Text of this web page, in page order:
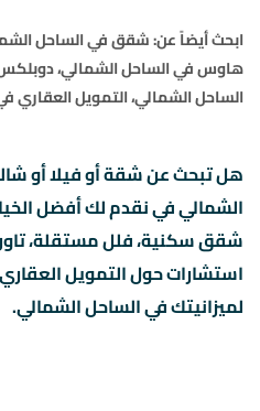
ابحث أيضاً عن:شقق في الساحل
هاوس في الساحل الشمالي،دوبلكس
الساحل الشمالي،التمويل العقاري
هل تبحث عن شقة أو فيلا أو
الشمالي في نقدم لك أفضل
شقق سكنية، فلل مستقلة،
استشارات حول التمويل
لميزانيتك في الساحل الشمالي.